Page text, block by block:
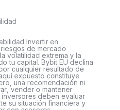
Invertir en
de mercado
volatilidad extrema y la
tu capital. Bybit EU declina
cualquier resultado de
expuesto constituye
una recomendación ni
vender o mantener
inversores deben evaluar
su situación financiera y